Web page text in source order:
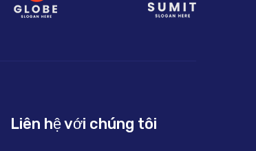
Liên hệ với chúng tôi